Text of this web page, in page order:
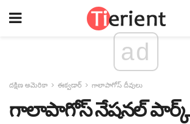
ad
దక్షిణ అమెరికా ఈక్వడార్ గాలాపాగోస్ దీవులు
గాలాపాగోస్ నేషనల్ పార్క్